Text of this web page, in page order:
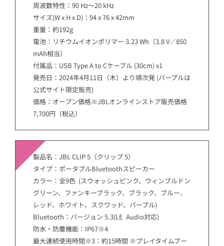
周波数特性：90 Hz～20 kHz
サイズ(W x H x D)：94 x 76 x 42mm
重量：約192g
電池：リチウムイオンポリマー 3.23 Wh（3.8 V／850
mAh相当）
付属品：USB Type A to Cケーブル (30cm) x1
発売日：2024年4月11日（木）より順次発 (パープルは
公式サイト限定販売)
価格：オープン価格※JBLオンラインストア販売価格
7,700円（税込）
製品名：JBL CLIP 5（クリップ 5）
タイプ：ポータブルBluetoothスピーカー
カラー：全9色 (スウォッシュピンク、ウィンブルドン
グリーン、ファンキーブラック、ブラック、ブルー、
レッド、ホワイト、スクワッド、パープル)
Bluetooth：バージョン 5.3(LE Audio対応)
防水・防塵機能：IP67※4
最大連続使用時間※3：約15時間 ※プレイタイムブー